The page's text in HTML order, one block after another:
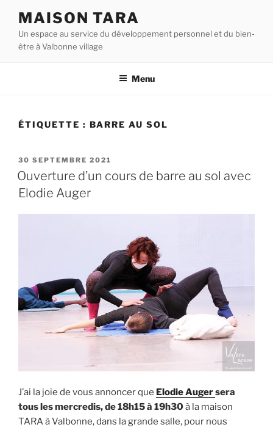
contenu
principal
MAISON TARA
Un espace au service du développement personnel et du bien-
être à Valbonne village
Menu
ÉTIQUETTE : BARRE AU SOL
PUBLIÉ
LE
30 SEPTEMBRE 2021
Ouverture d’un cours de barre au sol avec
Elodie Auger
J’ai la joie de vous annoncer que Elodie Augersera
tous les mercredis, de 18h15 à 19h30à la maison
TARA à Valbonne, dans la grande salle, pour nous